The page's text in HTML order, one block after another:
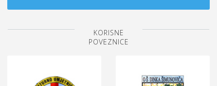
KORISNE
POVEZNICE